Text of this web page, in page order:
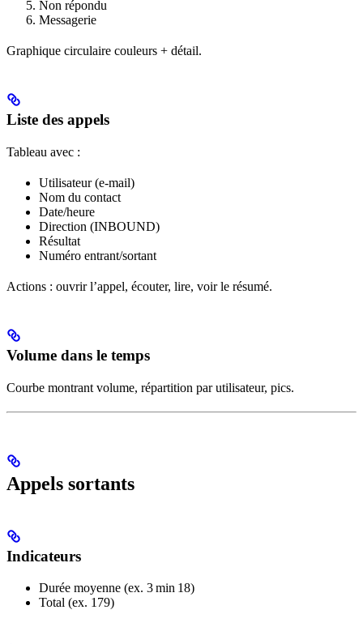
Non répondu
Messagerie
Graphique circulaire couleurs + détail.
Liste des appels
Tableau avec :
Utilisateur (e-mail)
Nom du contact
Date/heure
Direction (INBOUND)
Résultat
Numéro entrant/sortant
Actions : ouvrir l’appel, écouter, lire, voir le résumé.
Volume dans le temps
Courbe montrant volume, répartition par utilisateur, pics.
Appels sortants
Indicateurs
Durée moyenne (ex. 3 min 18)
Total (ex. 179)